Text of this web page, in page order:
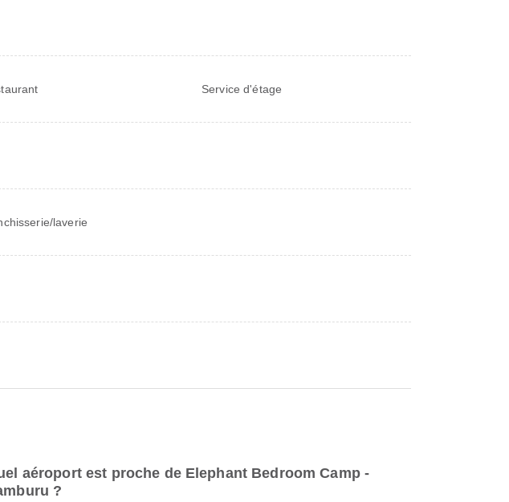
Service d'étage
laverie
aéroport est proche de Elephant Bedroom Camp -
?